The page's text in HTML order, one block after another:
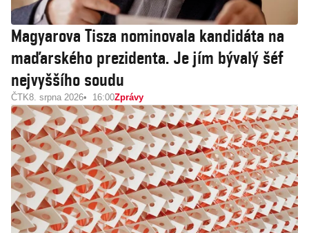
Magyarova Tisza nominovala kandidáta na
maďarského prezidenta. Je jím bývalý šéf
nejvyššího soudu
ČTK8. srpna 2026 16:00Zprávy